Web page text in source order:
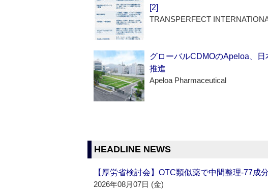
[2]
TRANSPERFECT
グローバルCDMOのApeloa、
推進
Apeloa Pharmaceutical
HEADLINE NEWS
【厚労省検討会】OTC類似薬で中間整理‐77成
2026年08月07日 (金)